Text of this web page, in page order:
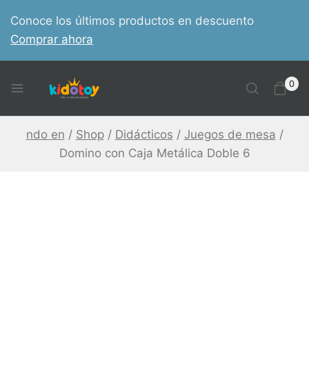
content
Conoce los últimos productos en descuento
Comprar ahora
0
ndo en / Shop / Didácticos / Juegos de mesa /
Domino con Caja Metálica Doble 6